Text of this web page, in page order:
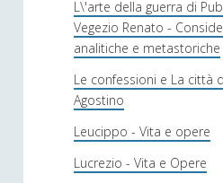
L\'arte della guerra di
Vegezio Renato -
analitiche e metastoriche
Le confessioni e La città
Agostino
Leucippo - Vita e opere
Lucrezio - Vita e Opere